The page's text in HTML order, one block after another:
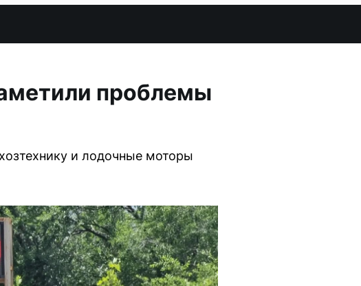
проблемы
и лодочные моторы